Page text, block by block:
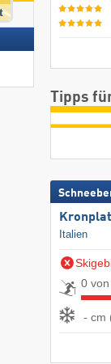
Tipps
Italien
0
- cm